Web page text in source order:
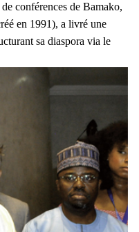
conférences de Bamako,
en 1991), a livré une
sa diaspora via le